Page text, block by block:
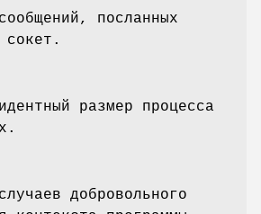
посланных
сокет.
размер процесса
добровольного